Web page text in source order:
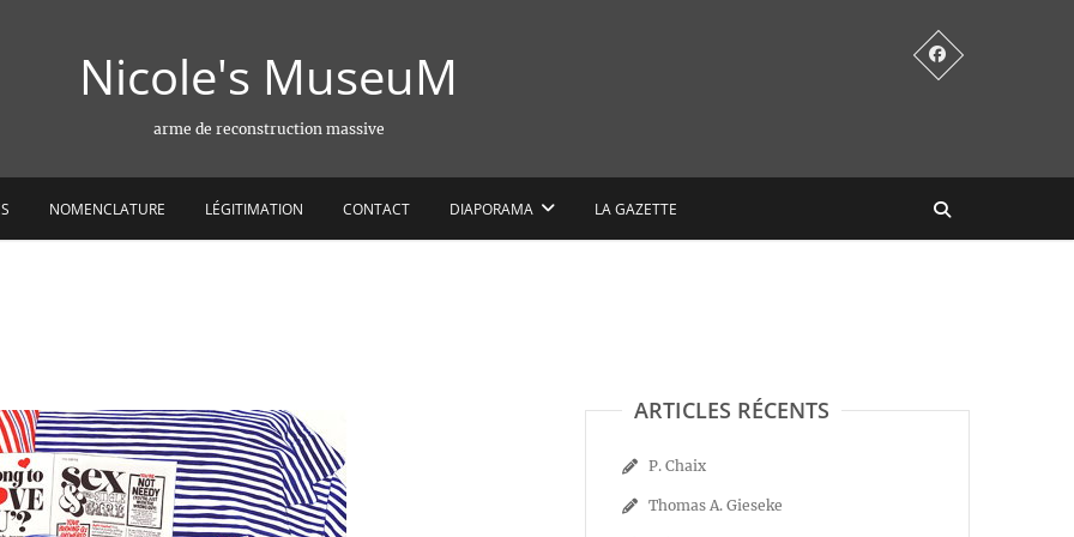
Nicole's MuseuM
arme de reconstruction massive
NOMENCLATURE LÉGITIMATION CONTACT DIAPORAMA LA GAZETTE
ARTICLES RÉCENTS
P. Chaix
Thomas A. Gieseke